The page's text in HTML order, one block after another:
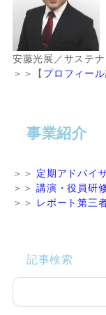
安藤光展／サステ
＞＞【 プロフィー
事業紹介
＞＞ 定期アドバイ
＞＞講演・役員研
＞＞ レポート第三
記事検索